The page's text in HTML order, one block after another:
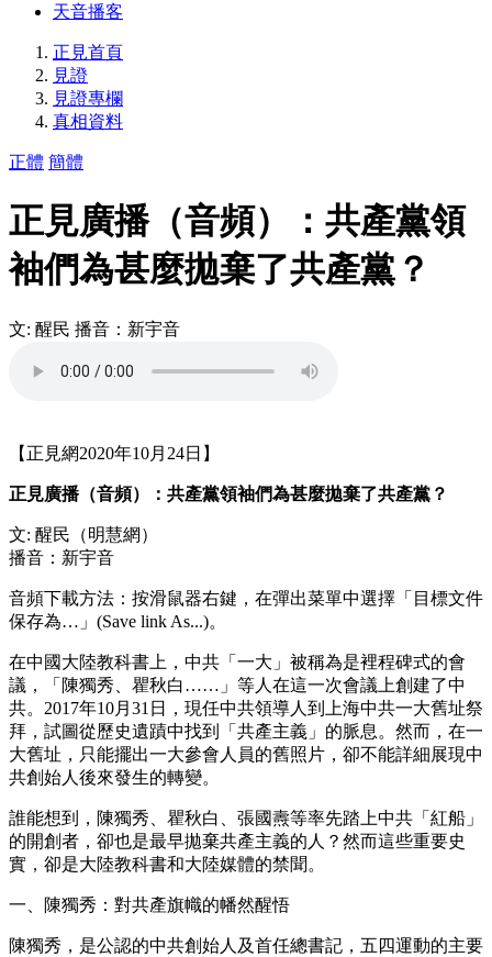
天音播客
正見首頁
見證
見證專欄
真相資料
正體 簡體
正見廣播（音頻）：共產黨領
袖們為甚麼拋棄了共產黨？
文: 醒民 播音：新宇音
【正見網2020年10月24日】
正見廣播（音頻）：共產黨領袖們為甚麼拋棄了共產黨？
文: 醒民（明慧網）
播音：新宇音
音頻下載方法：按滑鼠器右鍵，在彈出菜單中選擇「目標文件
保存為…」(Save link As...)。
在中國大陸教科書上，中共「一大」被稱為是裡程碑式的會
議，「陳獨秀、瞿秋白……」等人在這一次會議上創建了中
共。2017年10月31日，現任中共領導人到上海中共一大舊址祭
拜，試圖從歷史遺蹟中找到「共產主義」的脈息。然而，在一
大舊址，只能擺出一大參會人員的舊照片，卻不能詳細展現中
共創始人後來發生的轉變。
誰能想到，陳獨秀、瞿秋白、張國燾等率先踏上中共「紅船」
的開創者，卻也是最早拋棄共產主義的人？然而這些重要史
實，卻是大陸教科書和大陸媒體的禁聞。
一、陳獨秀：對共產旗幟的幡然醒悟
陳獨秀，是公認的中共創始人及首任總書記，五四運動的主要